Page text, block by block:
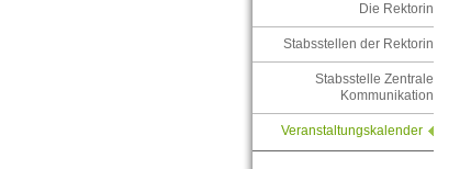
Die Rektorin
Stabsstellen der Rektorin
Stabsstelle Zentrale
Kommunikation
Veranstaltungskalender